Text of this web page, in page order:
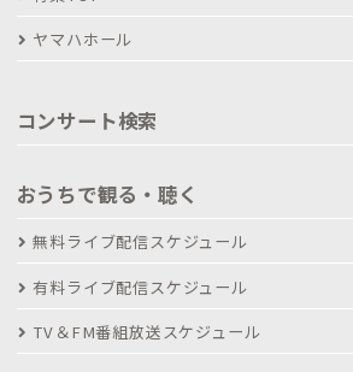
ヤマハホール
コンサート検索
おうちで観る・聴く
無料ライブ配信スケジュール
有料ライブ配信スケジュール
TV＆FM番組放送スケジュール